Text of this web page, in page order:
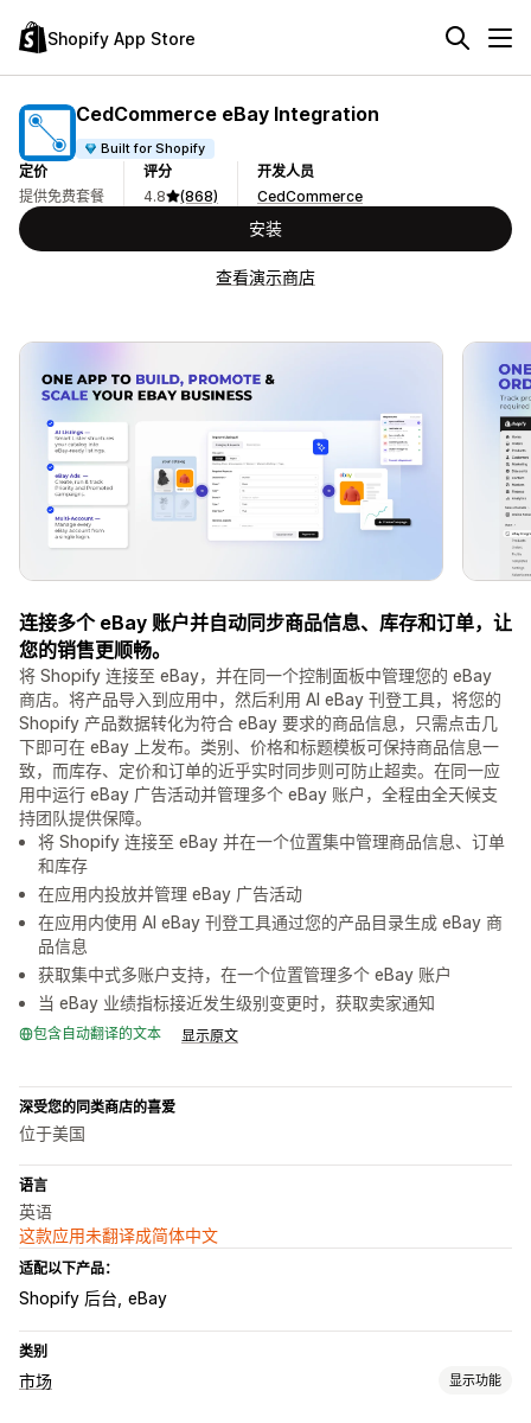
Shopify App Store
CedCommerce eBay Integration
Built for Shopify
定价
提供免费套餐
评分
4.8
(868)
开发人员
CedCommerce
安装
查看演示商店
连接多个 eBay 账户并自动同步商品信息、库存和订单，让
您的销售更顺畅。
将 Shopify 连接至 eBay，并在同一个控制面板中管理您的 eBay
商店。将产品导入到应用中，然后利用 AI eBay 刊登工具，将您的
Shopify 产品数据转化为符合 eBay 要求的商品信息，只需点击几
下即可在 eBay 上发布。类别、价格和标题模板可保持商品信息一
致，而库存、定价和订单的近乎实时同步则可防止超卖。在同一应
用中运行 eBay 广告活动并管理多个 eBay 账户，全程由全天候支
持团队提供保障。
将 Shopify 连接至 eBay 并在一个位置集中管理商品信息、订单
和库存
在应用内投放并管理 eBay 广告活动
在应用内使用 AI eBay 刊登工具通过您的产品目录生成 eBay 商
品信息
获取集中式多账户支持，在一个位置管理多个 eBay 账户
当 eBay 业绩指标接近发生级别变更时，获取卖家通知
包含自动翻译的文本 显示原文
深受您的同类商店的喜爱
位于美国
语言
英语
这款应用未翻译成简体中文
适配以下产品：
Shopify 后台 eBay
类别
市场 显示功能